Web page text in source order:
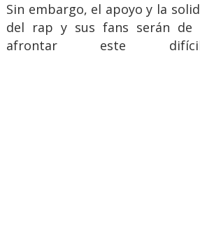
Sin embargo, el apoyo y la
del rap y sus fans serán de
afrontar este